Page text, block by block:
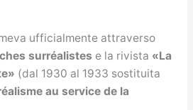
ufficialmente attraverso
surréalistes e la rivista «La
» (dal 1930 al 1933 sostituita
au service de la